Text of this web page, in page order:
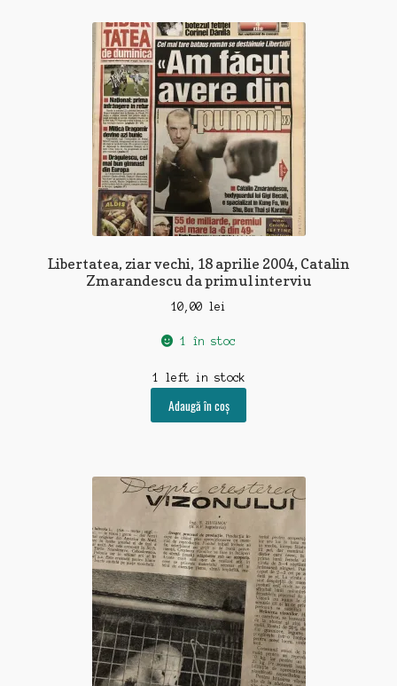
Libertatea, ziar vechi, 18 aprilie 2004, Catalin
Zmarandescu da primul interviu
10,00 lei
1 în stoc
1 left in stock
Adaugă în coș